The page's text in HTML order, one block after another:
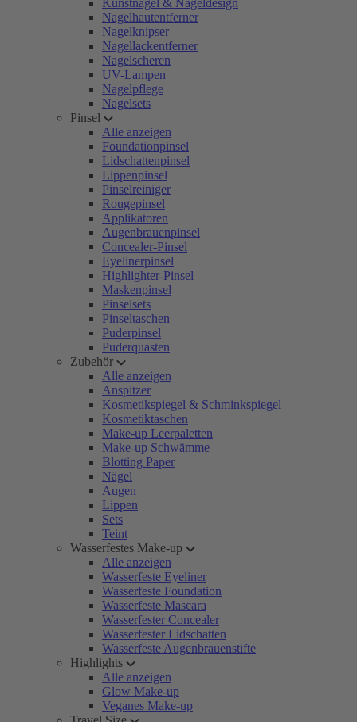
Kunstnägel & Nageldesign
Nagelhautentferner
Nagelknipser
Nagellackentferner
Nagelscheren
UV-Lampen
Nagelpflege
Nagelsets
Pinsel
Alle anzeigen
Foundationpinsel
Lidschattenpinsel
Lippenpinsel
Pinselreiniger
Rougepinsel
Applikatoren
Augenbrauenpinsel
Concealer-Pinsel
Eyelinerpinsel
Highlighter-Pinsel
Maskenpinsel
Pinselsets
Pinseltaschen
Puderpinsel
Puderquasten
Zubehör
Alle anzeigen
Anspitzer
Kosmetikspiegel & Schminkspiegel
Kosmetiktaschen
Make-up Leerpaletten
Make-up Schwämme
Blotting Paper
Nägel
Augen
Lippen
Sets
Teint
Wasserfestes Make-up
Alle anzeigen
Wasserfeste Eyeliner
Wasserfeste Foundation
Wasserfeste Mascara
Wasserfester Concealer
Wasserfester Lidschatten
Wasserfeste Augenbrauenstifte
Highlights
Alle anzeigen
Glow Make-up
Veganes Make-up